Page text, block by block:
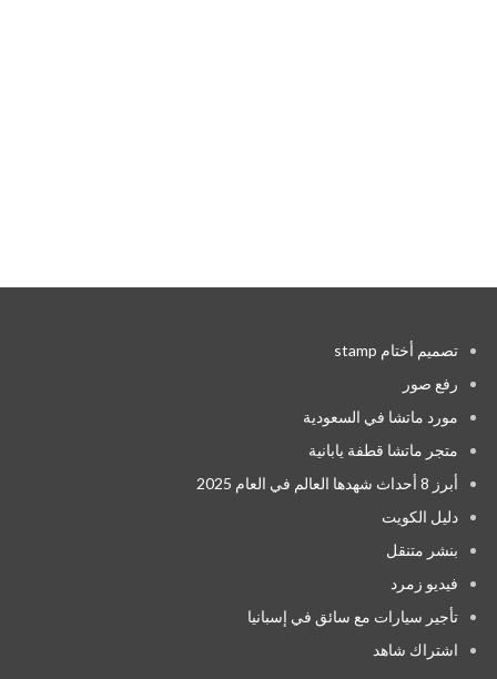
تصميم أختام stamp
رفع صور
مورد ماتشا في السعودية
متجر ماتشا قطفة يابانية
أبرز 8 أحداث شهدها العالم في العام 2025
دليل الكويت
بنشر متنقل
فيديو زمرد
تأجير سيارات مع سائق في إسبانيا
اشتراك شاهد